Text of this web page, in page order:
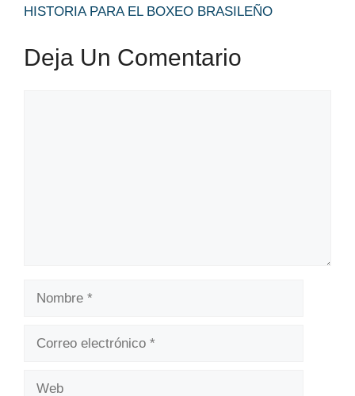
HISTORIA PARA EL BOXEO BRASILEÑO
Deja Un Comentario